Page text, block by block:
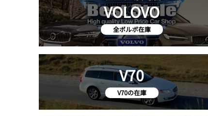
VOLOVO
全ボルボ在庫
V70
V70の在庫